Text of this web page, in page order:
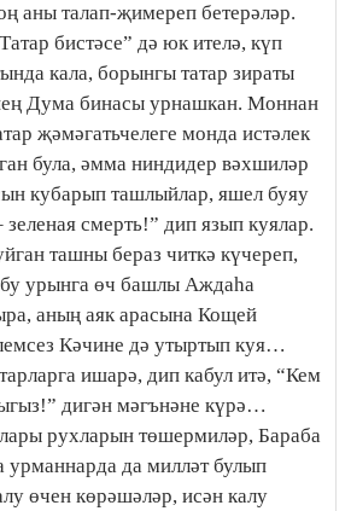
аны талап-җимереп бетерәләр.
бистәсе” дә юк ителә, күп
кала, борынгы татар зираты
Дума бинасы урнашкан. Моннан
җәмәгатьчелеге монда истәлек
була, әмма ниндидер вәхшиләр
кубарып ташлыйлар, яшел буяу
смерть!” дип язып куялар.
ташны бераз читкә күчереп,
урынга өч башлы Аждаһа
аның аяк арасына Кощей
Кәчине дә утыртып куя…
ишарә, дип кабул итә, “Кем
дигән мәгънәне күрә…
рухларын төшермиләр, Бараба
урманнарда да милләт булып
өчен көрәшәләр, исән калу